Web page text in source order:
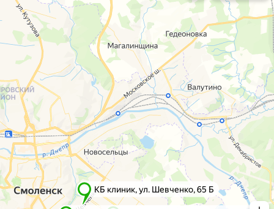
Почта:info@clinica-boli.ru
Номер телефона:+7 (4812) 25-25-00
Пн-пт 8:00 - 20:00 сб-вс 9:00 - 18:00
г. Смоленск
ул. Рыленкова, 11 Б
ул. Рыленкова, 40
пр-д Трамвайный, 6
ул. Шевченко, 65
Б
г. Ярцево
ул. Рокоссовского, 65
г. Одинцово
ул. Говорова, 85